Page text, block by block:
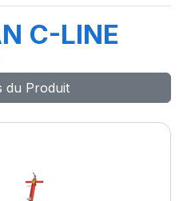
C-LINE
du Produit